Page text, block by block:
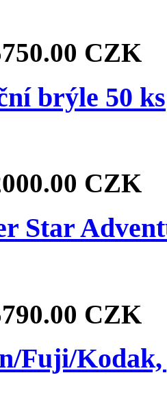
CZK
brýle 50 ks
CZK
Star
CZK
Fuji/Kodak,